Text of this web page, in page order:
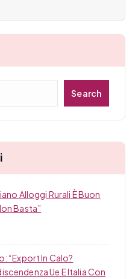
Search
Alloggi Rurali È Buon
Basta”
“Export In Calo?
Ue E Italia Con